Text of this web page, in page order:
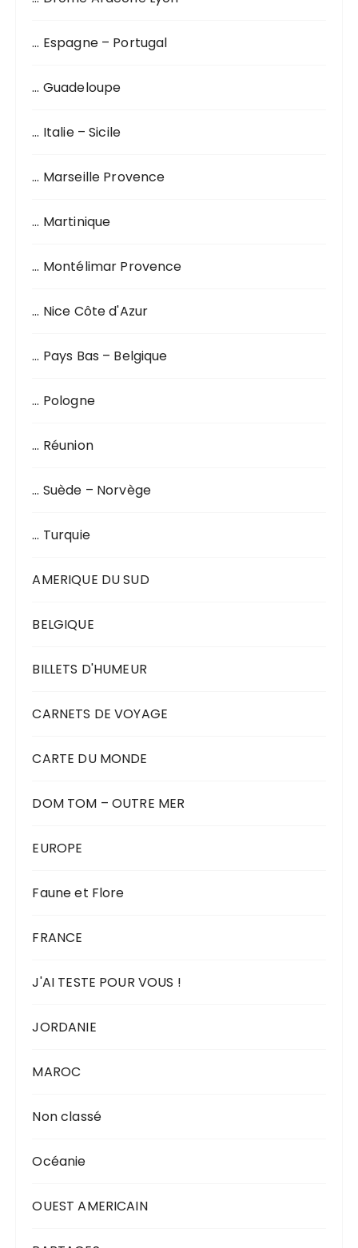
… Espagne – Portugal
… Guadeloupe
… Italie – Sicile
… Marseille Provence
… Martinique
… Montélimar Provence
… Nice Côte d'Azur
… Pays Bas – Belgique
… Pologne
… Réunion
… Suède – Norvège
… Turquie
AMERIQUE DU SUD
BELGIQUE
BILLETS D'HUMEUR
CARNETS DE VOYAGE
CARTE DU MONDE
DOM TOM – OUTRE MER
EUROPE
Faune et Flore
FRANCE
J'AI TESTE POUR VOUS !
JORDANIE
MAROC
Non classé
Océanie
OUEST AMERICAIN